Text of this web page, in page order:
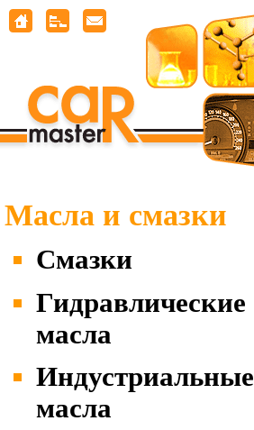
Масла и смазки
Смазки
Гидравлические
масла
Индустриальные
масла